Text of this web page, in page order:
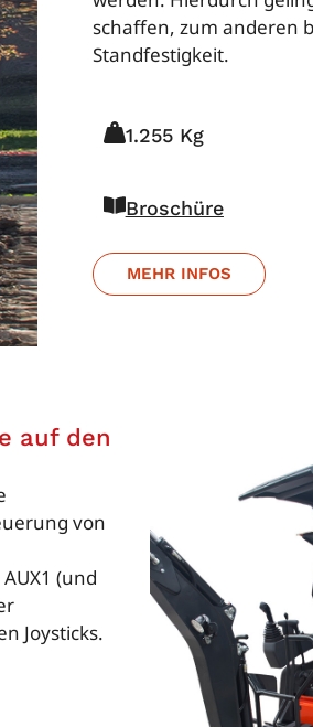
schaffen, zum anderen
Standfestigkeit.
1.255 Kg
Broschüre
MEHR INFOS
auf den
von
(und
Joysticks.